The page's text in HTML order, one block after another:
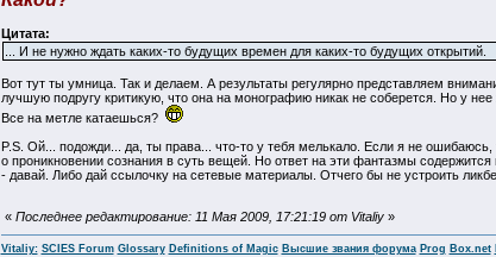
Цитата:
... И не нужно ждать каких-то будущих времен для каких-то будущих открытий.
Вот тут ты умница. Так и делаем. А результаты регулярно представляем
лучшую подругу критикую, что она на монографию никак не соберется. Но у
Все на метле катаешься?
P.S. Ой... подожди... да, ты права... что-то у тебя мелькало. Если я не
о проникновении сознания в суть вещей. Но ответ на эти фантазмы
- давай. Либо дай ссылочку на сетевые материалы. Отчего бы не устроить
« Последнее редактирование: 11 Мая 2009, 17:21:19 от Vitaliy»
Vitaliy: SCIES Forum Glossary Definitions of Magic Высшие звания форума Prog Box.net